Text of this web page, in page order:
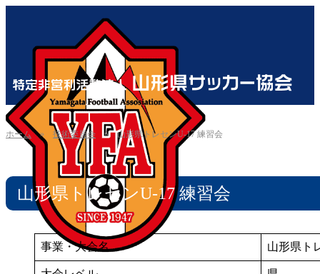
ホーム» 技術委員会 »山形県トレセンU-17 練習会
山形県トレセンU-17 練習会
事業・大会名 山形県ト